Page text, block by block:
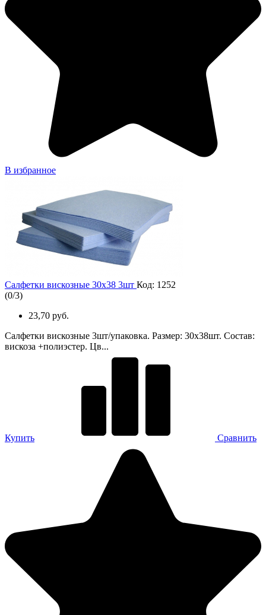
В избранное
Салфетки вискозные 30х38 3шт Код: 1252
(0/3)
23,70 руб.
Салфетки вискозные 3шт/упаковка. Размер: 30х38шт. Состав:
вискоза +полиэстер. Цв...
Купить Сравнить